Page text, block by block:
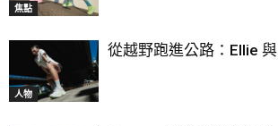
焦點
人物
從越野跑進公路：Ellie